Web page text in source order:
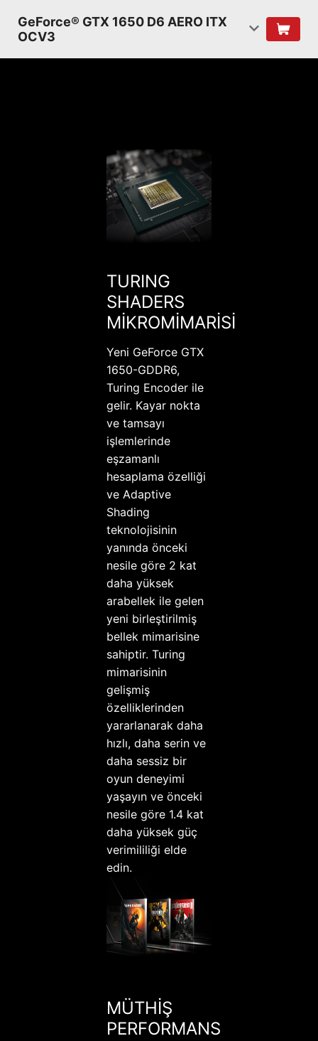
GeForce® GTX 1650 D6 AERO ITX
OCV3
TURING
SHADERS
MİKROMİMARİSİ
Yeni GeForce GTX
1650-GDDR6,
Turing Encoder ile
gelir. Kayar nokta
ve tamsayı
işlemlerinde
eşzamanlı
hesaplama özelliği
ve Adaptive
Shading
teknolojisinin
yanında önceki
nesile göre 2 kat
daha yüksek
arabellek ile gelen
yeni birleştirilmiş
bellek mimarisine
sahiptir. Turing
mimarisinin
gelişmiş
özelliklerinden
yararlanarak daha
hızlı, daha serin ve
daha sessiz bir
oyun deneyimi
yaşayın ve önceki
nesile göre 1.4 kat
daha yüksek güç
verimililiği elde
edin.
MÜTHİŞ
PERFORMANS